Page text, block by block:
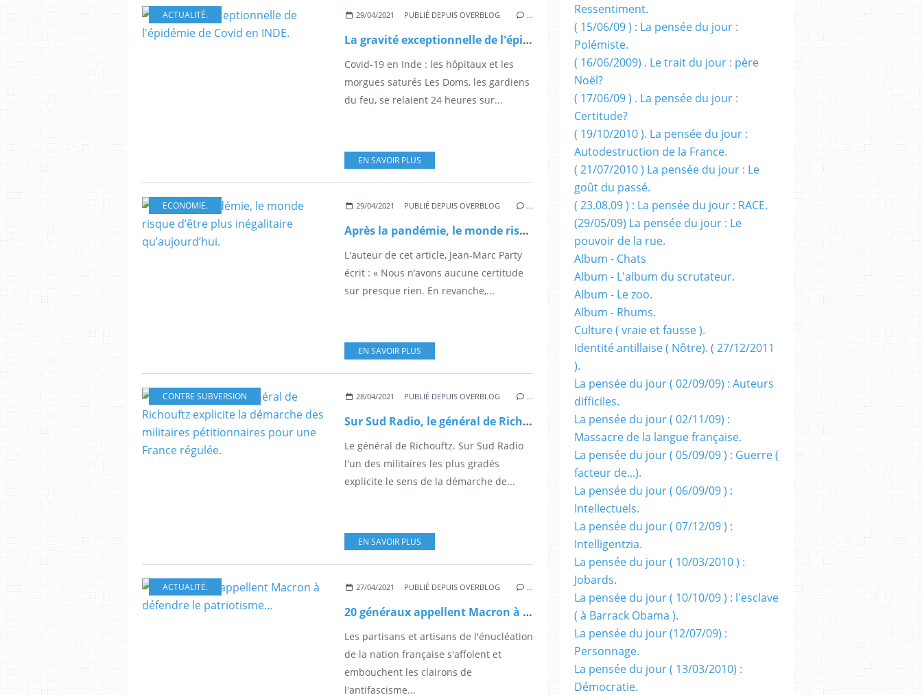
ACTUALITÉ. 29/04/2021 PUBLIÉ DEPUIS OVERBLOG …
La gravité exceptionnelle de l'épidémie de Covid en INDE.
Covid-19 en Inde : les hôpitaux et les
morgues saturés Les Doms, les gardiens
du feu, se relaient 24 heures sur...
EN SAVOIR PLUS
ECONOMIE. 29/04/2021 PUBLIÉ DEPUIS OVERBLOG …
Après la pandémie, le monde risque d’être plus inégalitaire qu’aujourd’hui.
L'auteur de cet article, Jean-Marc Party
écrit : « Nous n’avons aucune certitude
sur presque rien. En revanche,...
EN SAVOIR PLUS
CONTRE SUBVERSION 28/04/2021 PUBLIÉ DEPUIS OVERBLOG …
Sur Sud Radio, le général de Richouftz explicite la démarche des militaires pétitionnaires pour une France régulée.
Le général de Richouftz. Sur Sud Radio
l'un des militaires les plus gradés
explicite le sens de la démarche de...
EN SAVOIR PLUS
ACTUALITÉ. 27/04/2021 PUBLIÉ DEPUIS OVERBLOG …
20 généraux appellent Macron à défendre le patriotisme…
Les partisans et artisans de l'énucléation
de la nation française s'affolent et
embouchent les clairons de
l'antifascisme...
Ressentiment.
( 15/06/09 ) : La pensée du jour :
Polémiste.
( 16/06/2009) . Le trait du jour : père
Noël?
( 17/06/09 ) . La pensée du jour :
Certitude?
( 19/10/2010 ). La pensée du jour :
Autodestruction de la France.
( 21/07/2010 ) La pensée du jour : Le
goût du passé.
( 23.08.09 ) : La pensée du jour : RACE.
(29/05/09) La pensée du jour : Le
pouvoir de la rue.
Album - Chats
Album - L'album du scrutateur.
Album - Le zoo.
Album - Rhums.
Culture ( vraie et fausse ).
Identité antillaise ( Nôtre). ( 27/12/2011
).
La pensée du jour ( 02/09/09) : Auteurs
difficiles.
La pensée du jour ( 02/11/09) :
Massacre de la langue française.
La pensée du jour ( 05/09/09 ) : Guerre (
facteur de...).
La pensée du jour ( 06/09/09 ) :
Intellectuels.
La pensée du jour ( 07/12/09 ) :
Intelligentzia.
La pensée du jour ( 10/03/2010 ) :
Jobards.
La pensée du jour ( 10/10/09 ) : l'esclave
( à Barrack Obama ).
La pensée du jour (12/07/09) :
Personnage.
La pensée du jour ( 13/03/2010) :
Démocratie.